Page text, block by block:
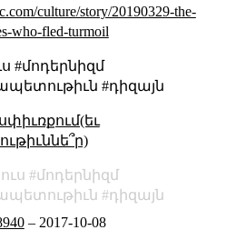
culture/story/20190329-the-
who-fled-turmoil
#մոդերնիզմ
#դիզայն
մոդերնիզմ
դիզայն
– 2017-10-08